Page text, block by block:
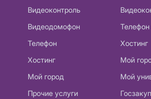
Видеоконтроль
Видеодомофон
Телефон
Хостинг
Мой город
Прочие услуги
Телефон
Хостинг
Мой
Мой